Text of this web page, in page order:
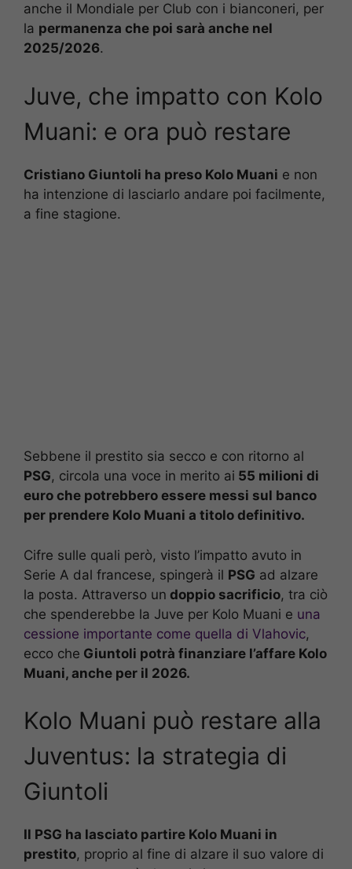
anche il Mondiale per Club con i bianconeri, per
la permanenza che poi sarà anche nel
2025/2026.
Juve, che impatto con Kolo
Muani: e ora può restare
Cristiano Giuntoli ha preso Kolo Muani e non
ha intenzione di lasciarlo andare poi facilmente,
a fine stagione.
Sebbene il prestito sia secco e con ritorno al
PSG, circola una voce in merito ai 55 milioni di
euro che potrebbero essere messi sul banco
per prendere Kolo Muani a titolo definitivo.
Cifre sulle quali però, visto l’impatto avuto in
Serie A dal francese, spingerà il PSG ad alzare
la posta. Attraverso un doppio sacrificio, tra ciò
che spenderebbe la Juve per Kolo Muani e una
cessione importante come quella di Vlahovic,
ecco che Giuntoli potrà finanziare l’affare Kolo
Muani, anche per il 2026.
Kolo Muani può restare alla
Juventus: la strategia di
Giuntoli
Il PSG ha lasciato partire Kolo Muani in
prestito, proprio al fine di alzare il suo valore di